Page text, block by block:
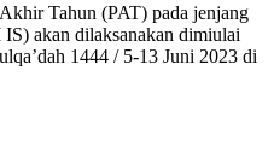
Tahun (PAT) pada jenjang
akan dilaksanakan dimiulai
1444 / 5-13 Juni 2023 di